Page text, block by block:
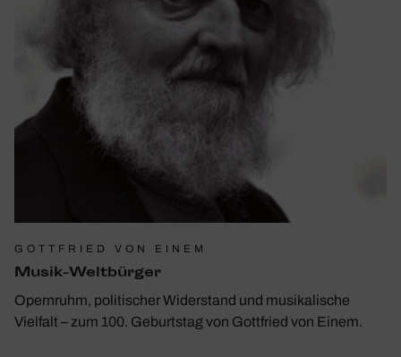
GOTTFRIED VON EINEM
Musik-Welt­bürger
Opernruhm, politischer Widerstand und musikalische
Vielfalt – zum 100. Geburtstag von Gottfried von Einem.